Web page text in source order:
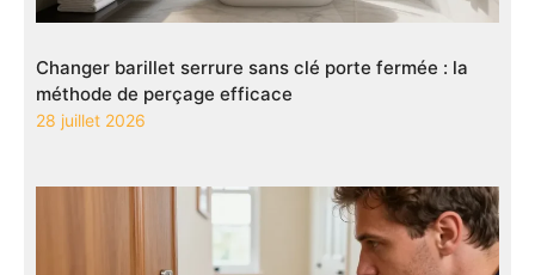
Changer barillet serrure sans clé porte fermée : la
méthode de perçage efficace
28 juillet 2026